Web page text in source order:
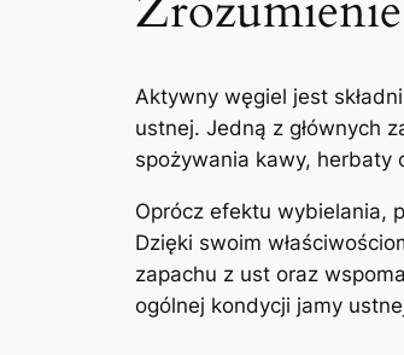
Aktywny węgiel jest
ustnej. Jedną z głównych
spożywania kawy, herbaty
Oprócz efektu⁢ wybielania,
Dzięki swoim
zapachu z ust oraz
ogólnej kondycji jamy